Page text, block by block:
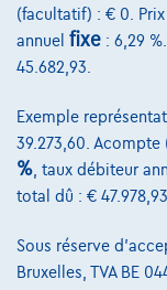
(facultatif) : € 0.
annuel fixe : 6,29
45.682,93.
Exemple
39.273,60.
% , taux débiteur
total dû : € 47.978,93.
Sous réserve
Bruxelles, TVA BE